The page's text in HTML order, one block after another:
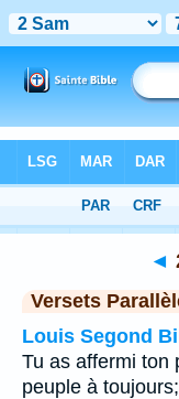
Chapitre 7> Verset 24
◄
Versets
Louis Segond
Tu as affermi ton
peuple à